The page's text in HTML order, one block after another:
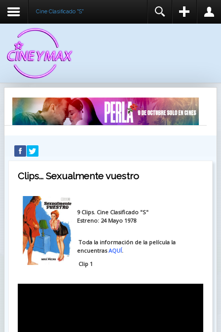
Cine Clasificado "S"
RECUÉRDEME
IDENTIFICARSE
REGISTER
Clips... Sexualmente vuestro
9 Clips. Cine Clasificado "S"
Estreno: 24 Mayo 1978
Toda la información de la película la
encuentrasAQUÍ.
Clip 1